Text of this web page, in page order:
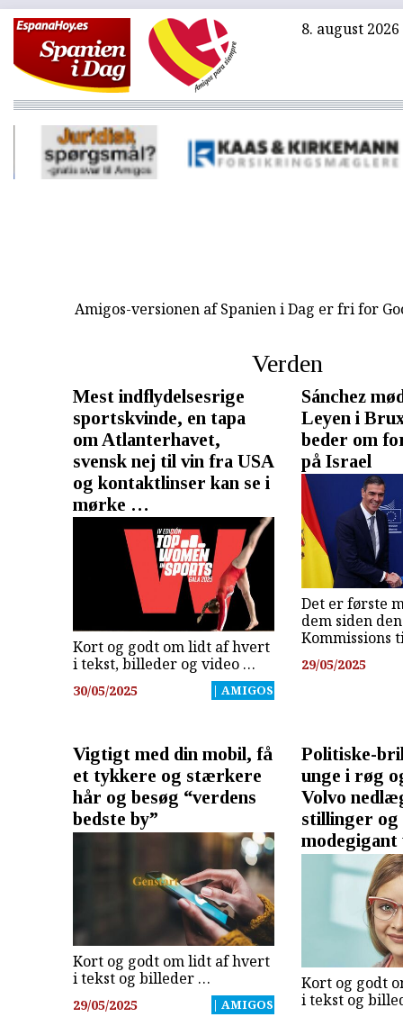
8. august 2026
Amigos-versionen af Spanien i Dag er fri for
Verden
Mest indflydelsesrige
sportskvinde, en tapa
om Atlanterhavet,
svensk nej til vin fra USA
og kontaktlinser kan se i
mørke …
Kort og godt om lidt af hvert
i tekst, billeder og video …
30/05/2025 | AMIGOS
Sánchez
Leyen i
beder om
på Israel
Det er første
dem siden
Kommissions
29/05/2025
Vigtigt med din mobil, få
et tykkere og stærkere
hår og besøg “verdens
bedste by”
Kort og godt om lidt af hvert
i tekst og billeder …
29/05/2025 | AMIGOS
Politiske-
unge i røg
Volvo
stillinger og
modegigant
Kort og godt
i tekst og